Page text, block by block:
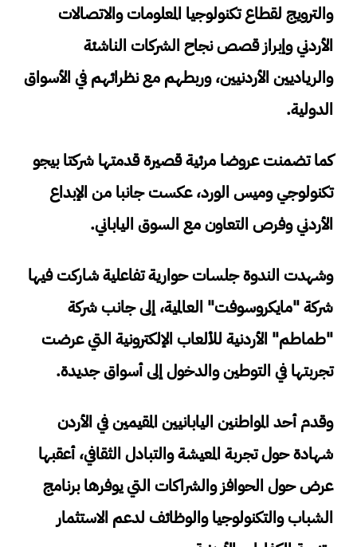
والترويج لقطاع تكنولوجيا المعلومات والاتصالات
الأردني وإبراز قصص نجاح الشركات الناشئة
والرياديين الأردنيين، وربطهم مع نظرائهم في الأسواق
الدولية.
كما تضمنت عروضا مرئية قصيرة قدمتها شركتا بيجو
تكنولوجي وميس الورد، عكست جانبا من الإبداع
الأردني وفرص التعاون مع السوق الياباني.
وشهدت الندوة جلسات حوارية تفاعلية شاركت فيها
شركة "مايكروسوفت" العالمية، إلى جانب شركة
"طماطم" الأردنية للألعاب الإلكترونية التي عرضت
تجربتها في التوطين والدخول إلى أسواق جديدة.
وقدم أحد المواطنين اليابانيين المقيمين في الأردن
شهادة حول تجربة المعيشة والتبادل الثقافي، أعقبها
عرض حول الحوافز والشراكات التي يوفرها برنامج
الشباب والتكنولوجيا والوظائف لدعم الاستثمار